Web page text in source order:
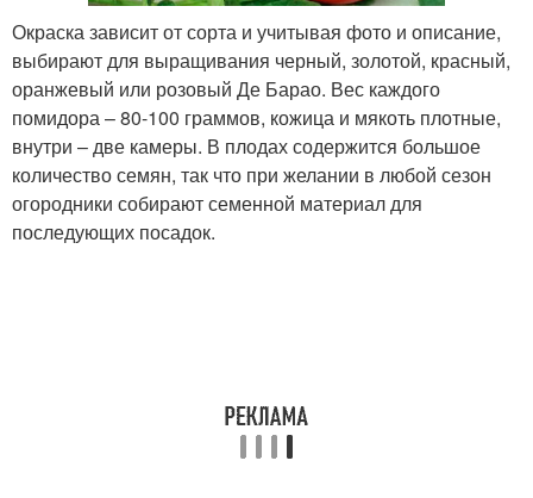
Окраска зависит от сорта и учитывая фото и описание,
выбирают для выращивания черный, золотой, красный,
оранжевый или розовый Де Барао. Вес каждого
помидора – 80-100 граммов, кожица и мякоть плотные,
внутри – две камеры. В плодах содержится большое
количество семян, так что при желании в любой сезон
огородники собирают семенной материал для
последующих посадок.